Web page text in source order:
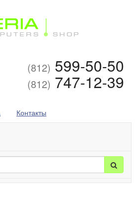
(812) 599-50-50
(812) 747-12-39
Контакты